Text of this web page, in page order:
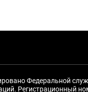
Федеральной
Регистрационный